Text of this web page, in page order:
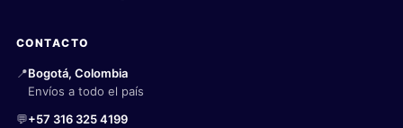
CONTACTO
📍Bogotá, Colombia
Envíos a todo el país
💬+57 316 325 4199